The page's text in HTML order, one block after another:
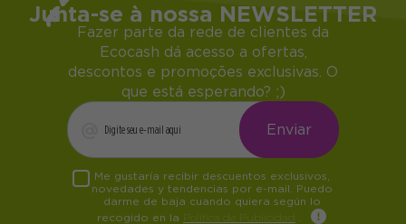
Junta-se à nossa NEWSLETTER
Fazer parte da rede de clientes da
Ecocash dá acesso a ofertas,
descontos e promoções exclusivas. O
que está esperando? ;)
Me gustaría recibir descuentos exclusivos,
novedades y tendencias por e-mail. Puedo
darme de baja cuando quiera según lo
recogido en la Política de Publicidad